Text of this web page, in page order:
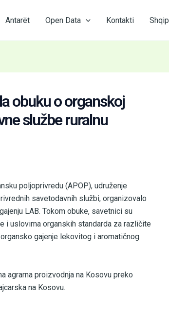
Antarët Open Data Kontakti Shqip
obuku o organskoj
službe ruralnu
poljoprivredu (APOP), udruženje
savetodavnih službi, organizovalo
LAB. Tokom obuke, savetnici su
i uslovima organskih standarda za različite
gajenje lekovitog i aromatičnog
agrarna proizvodnja na Kosovu preko
na Kosovu.